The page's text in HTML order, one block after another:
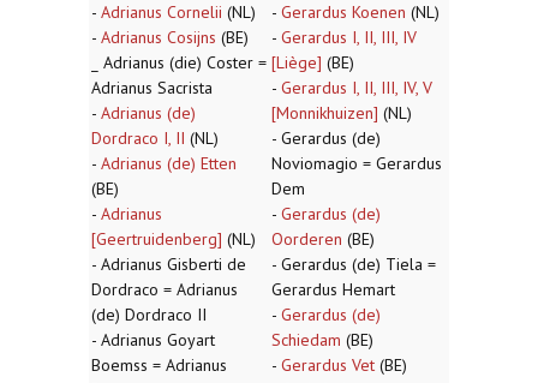
- Adrianus Cornelii (NL)
- Adrianus Cosijns (BE)
_ Adrianus (die) Coster =
Adrianus Sacrista
- Adrianus (de)
Dordraco I, II (NL)
- Adrianus (de) Etten
(BE)
- Adrianus
[Geertruidenberg] (NL)
- Adrianus Gisberti de
Dordraco = Adrianus
(de) Dordraco II
- Adrianus Goyart
Boemss = Adrianus
- Gerardus Koenen (NL)
- Gerardus I, II, III, IV
[Liège] (BE)
- Gerardus I, II, III, IV, V
[Monnikhuizen] (NL)
- Gerardus (de)
Noviomagio = Gerardus
Dem
- Gerardus (de)
Oorderen (BE)
- Gerardus (de) Tiela =
Gerardus Hemart
- Gerardus (de)
Schiedam (BE)
- Gerardus Vet (BE)